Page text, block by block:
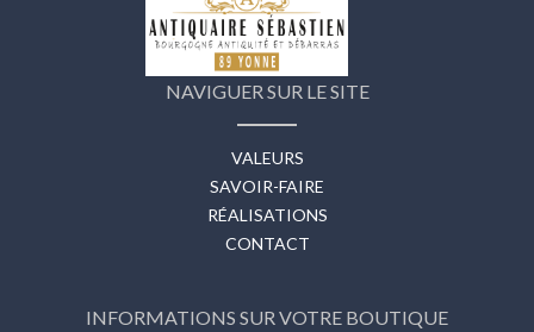
NAVIGUER SUR LE SITE
VALEURS
SAVOIR-FAIRE
RÉALISATIONS
CONTACT
INFORMATIONS SUR VOTRE BOUTIQUE